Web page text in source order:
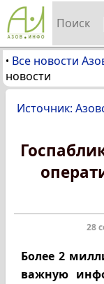
Поиск
• Все новости
новости
Источник:
28
Более 2
важную